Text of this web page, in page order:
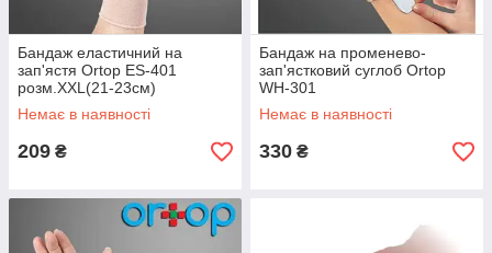
Бандаж еластичний на
зап'ястя Ortop ES-401
розм.XXL(21-23см)
Немає в наявності
209 ₴
Бандаж на променево-
зап'ястковий суглоб Ortop
WH-301
Немає в наявності
330 ₴